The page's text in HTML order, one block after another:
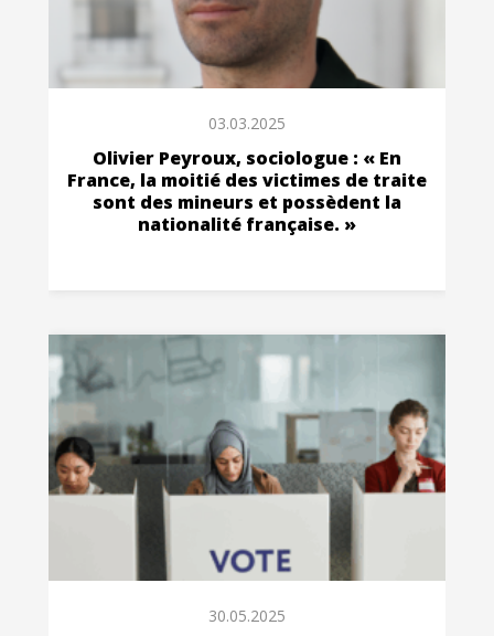
03.03.2025
Olivier Peyroux, sociologue : « En
France, la moitié des victimes de traite
sont des mineurs et possèdent la
nationalité française. »
30.05.2025